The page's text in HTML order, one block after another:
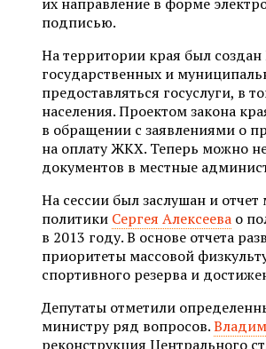
подписью.
На территории края был
государственных и
предоставляться госуслуги, в
населения. Проектом закона
в обращении с заявлениями о
на оплату ЖКХ. Теперь можно
документов в местные
На сессии был заслушан и
политики Сергея Алексеева о
в 2013 году. В основе отчета
приоритеты массовой
спортивного резерва и
Депутаты отметили
министру ряд вопросов.
реконструкция Центрального